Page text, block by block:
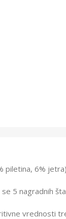
piletina, 6%
5 nagradnih
vrednosti